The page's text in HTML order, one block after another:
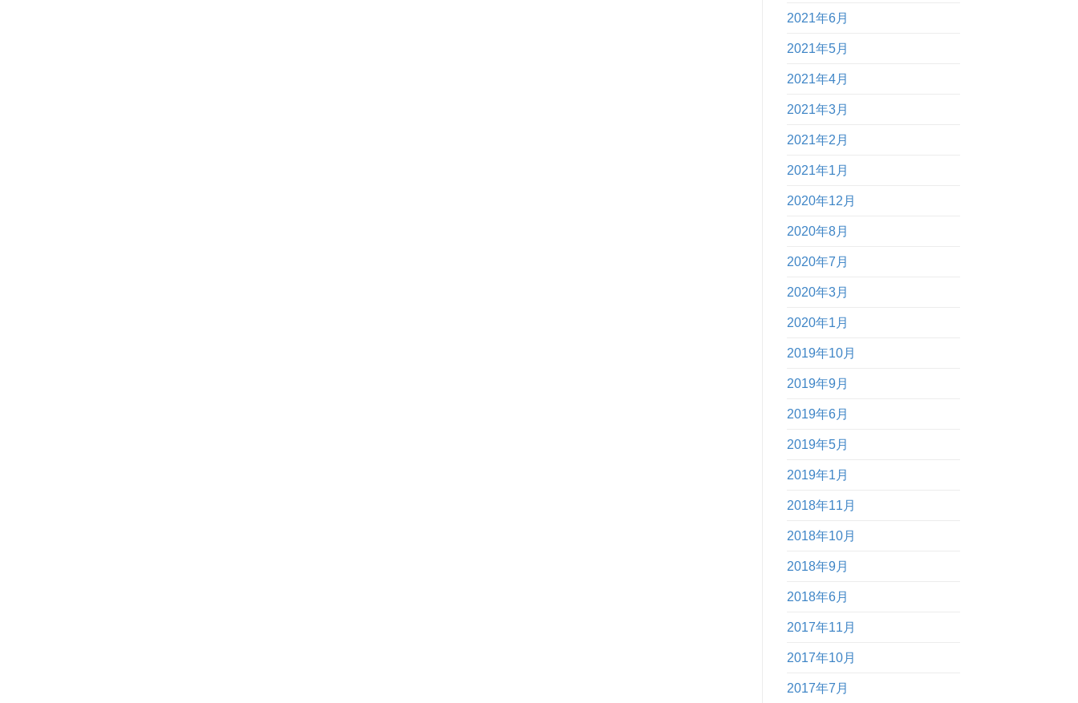
2021年6月
2021年5月
2021年4月
2021年3月
2021年2月
2021年1月
2020年12月
2020年8月
2020年7月
2020年3月
2020年1月
2019年10月
2019年9月
2019年6月
2019年5月
2019年1月
2018年11月
2018年10月
2018年9月
2018年6月
2017年11月
2017年10月
2017年7月